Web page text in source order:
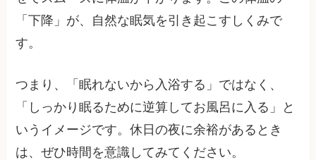
「下降」が、自然な眠気を引き起こすしくみで
す。
つまり、「眠れないから入浴する」ではなく、
「しっかり眠るために逆算してお風呂に入る」と
いうイメージです。休日の夜に余裕があるとき
は、ぜひ時間を意識してみてください。